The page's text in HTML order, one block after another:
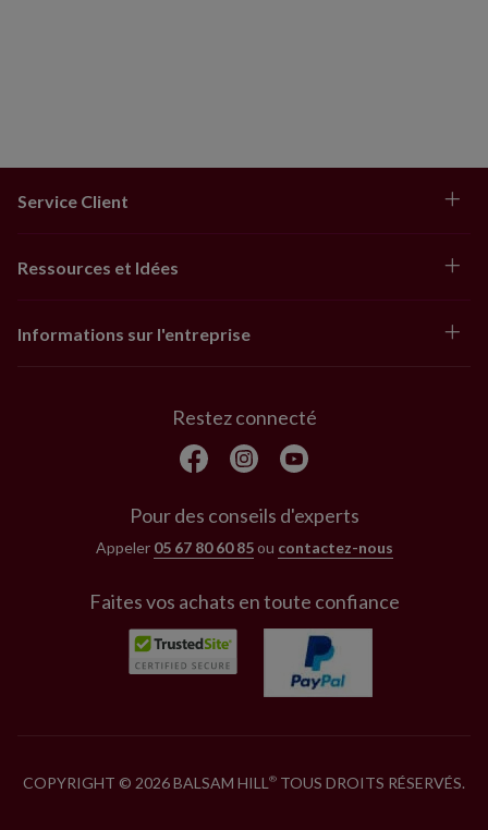
Service Client
Ressources et Idées
Informations sur l'entreprise
Restez connecté
Pour des conseils d'experts
Appeler 05 67 80 60 85ou contactez-nous
Faites vos achats en toute confiance
COPYRIGHT © 2026 BALSAM HILL ® TOUS DROITS RÉSERVÉS.